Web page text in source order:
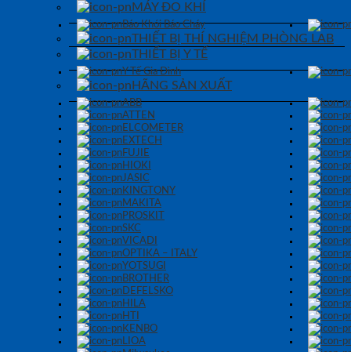
MÁY ĐO KHÍ
Báo Khói Báo Cháy
THIẾT BỊ THÍ NGHIỆM PHÒNG LAB
THIẾT BỊ Y TẾ
Y Tế Gia Đình
HÃNG SẢN XUẤT
ABB
ATTEN
ELCOMETER
EXTECH
FUJIE
HIOKI
JASIC
KINGTONY
MAKITA
PROSKIT
SKC
VICADI
OPTIKA – ITALY
YOTSUGI
BROTHER
DEFELSKO
HILA
HTI
KENBO
LIOA